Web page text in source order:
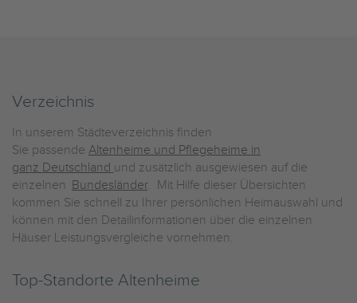
Verzeichnis
In unserem Städteverzeichnis finden
Sie passende Altenheime und Pflegeheime in
ganz Deutschland und zusätzlich ausgewiesen auf die
einzelnen Bundesländer. Mit Hilfe dieser Übersichten
kommen Sie schnell zu Ihrer persönlichen Heimauswahl und
können mit den Detailinformationen über die einzelnen
Häuser Leistungsvergleiche vornehmen.
Top-Standorte Altenheime